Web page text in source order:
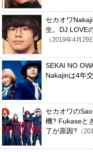
セカオワ
生。DJ LOVE
（2019年4月29
SEKAI NO
Nakajinは4年
セカオワの
機? Fukaseと
了が原因? （